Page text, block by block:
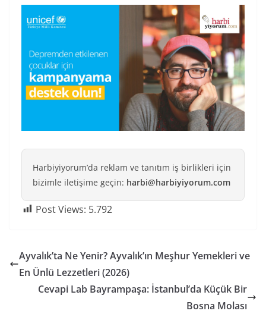
Harbiyiyorum’da reklam ve tanıtım iş birlikleri için
bizimle iletişime geçin: harbi@harbiyiyorum.com
Post Views: 5.792
Ayvalık’ta Ne Yenir? Ayvalık’ın Meşhur Yemekleri ve
En Ünlü Lezzetleri (2026)
Cevapi Lab Bayrampaşa: İstanbul’da Küçük Bir
Bosna Molası